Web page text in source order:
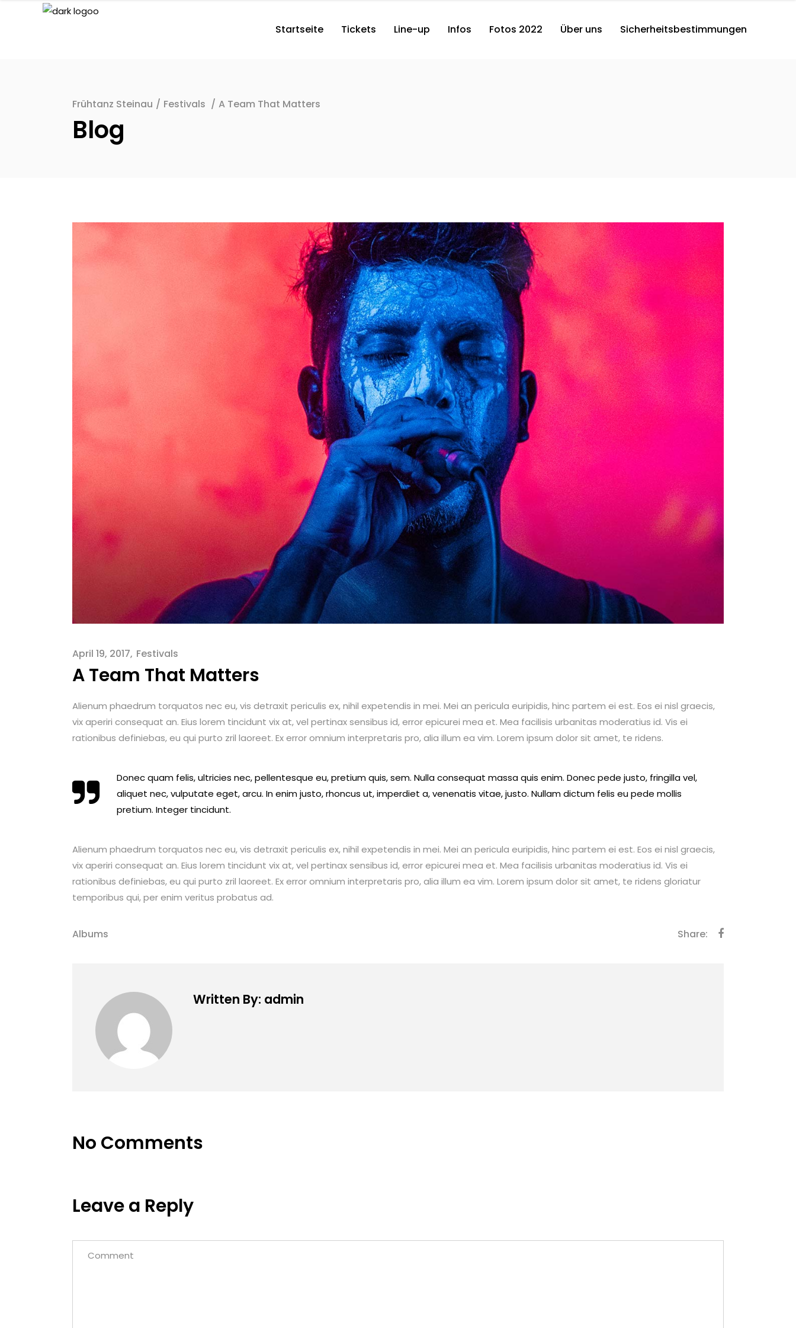
Startseite Tickets Line-up Infos Fotos 2022 Über uns Sicherheitsbestimmungen
Frühtanz Steinau / Festivals / A Team That Matters
Blog
April 19, 2017 Festivals
A Team That Matters
Alienum phaedrum torquatos nec eu, vis detraxit periculis ex, nihil expetendis in mei. Mei an pericula euripidis, hinc partem ei est. Eos ei nisl graecis,
vix aperiri consequat an. Eius lorem tincidunt vix at, vel pertinax sensibus id, error epicurei mea et. Mea facilisis urbanitas moderatius id. Vis ei
rationibus definiebas, eu qui purto zril laoreet. Ex error omnium interpretaris pro, alia illum ea vim. Lorem ipsum dolor sit amet, te ridens.
Donec quam felis, ultricies nec, pellentesque eu, pretium quis, sem. Nulla consequat massa quis enim. Donec pede justo, fringilla vel,
aliquet nec, vulputate eget, arcu. In enim justo, rhoncus ut, imperdiet a, venenatis vitae, justo. Nullam dictum felis eu pede mollis
pretium. Integer tincidunt.
Alienum phaedrum torquatos nec eu, vis detraxit periculis ex, nihil expetendis in mei. Mei an pericula euripidis, hinc partem ei est. Eos ei nisl graecis,
vix aperiri consequat an. Eius lorem tincidunt vix at, vel pertinax sensibus id, error epicurei mea et. Mea facilisis urbanitas moderatius id. Vis ei
rationibus definiebas, eu qui purto zril laoreet. Ex error omnium interpretaris pro, alia illum ea vim. Lorem ipsum dolor sit amet, te ridens gloriatur
temporibus qui, per enim veritus probatus ad.
Albums Share:
Written By: admin
No Comments
Leave a Reply